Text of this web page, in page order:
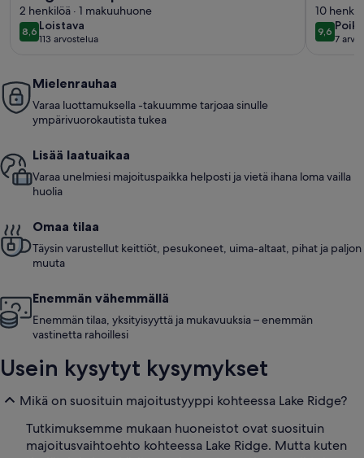
Lowkl
2 henkilöä · 1 makuuhuone
8,68,6 kautta 10
Loistava
loistava
113 arvostelua
(113
10
9,69,6hyvä
7
(7
Mielenrauhaa
Varaa luottamuksella -takuumme tarjoaa sinulle
ympärivuorokautista tukea
Lisää laatuaikaa
Varaa unelmiesi majoituspaikka helposti ja vietä ihana loma vailla
huolia
Omaa tilaa
Täysin varustellut keittiöt, pesukoneet, uima-altaat, pihat ja paljon
muuta
Enemmän vähemmällä
Enemmän tilaa, yksityisyyttä ja mukavuuksia – enemmän
vastinetta rahoillesi
Usein kysytyt kysymykset
Mikä on suosituin majoitustyyppi kohteessa Lake Ridge?
Tutkimuksemme mukaan huoneistot ovat suosituin
majoitusvaihtoehto kohteessa Lake Ridge. Mutta kuten